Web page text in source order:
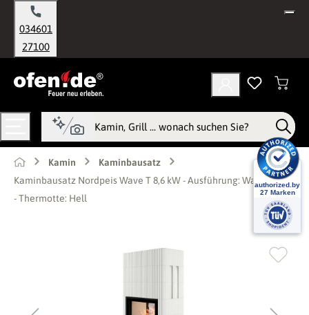
springen
034601
27100
Kamin
Kaminbausatz
Kaminbausatz Nordpeis Wave T 8,6 kW - Ausführung: Wave T 3+3
- Thermotte: Hell